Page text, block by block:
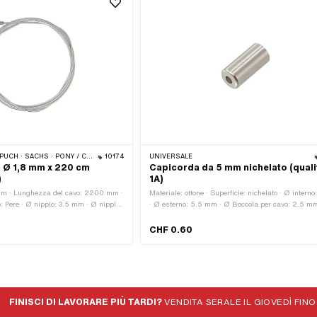
(BETA 521 E 512) · PIAGGIO · ZÜNDAPP BELMONDO · TOMOS 10174
1,8 mm x 220 cm
· Lunghezza del cavo: 2200 mm ·
Pere · Ø nipplo: 3.5 mm · Ø nipplo:
Materiale: Acciaio · Superficie:
UNIVERSALE
Capicorda da 5 mm nichelato
1A)
Materiale: ottone · Superficie: nichelato · Ø
· Ø esterno: 5.5 mm · Ø Boccola per cavo: 2.5
applicazione: Standard
CHF 0.60
FINISCI DI LAVORARE PIÙ TARDI?VENDITA SERALE IL GIOVEDÌ